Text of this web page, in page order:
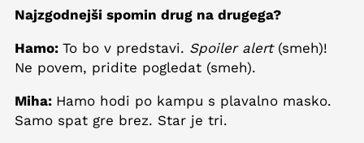
Najzgodnejši spomin drug na drugega?
Hamo: To bo v predstavi. Spoiler alert (smeh)!
Ne povem, pridite pogledat (smeh).
Miha: Hamo hodi po kampu s plavalno masko.
Samo spat gre brez. Star je tri.